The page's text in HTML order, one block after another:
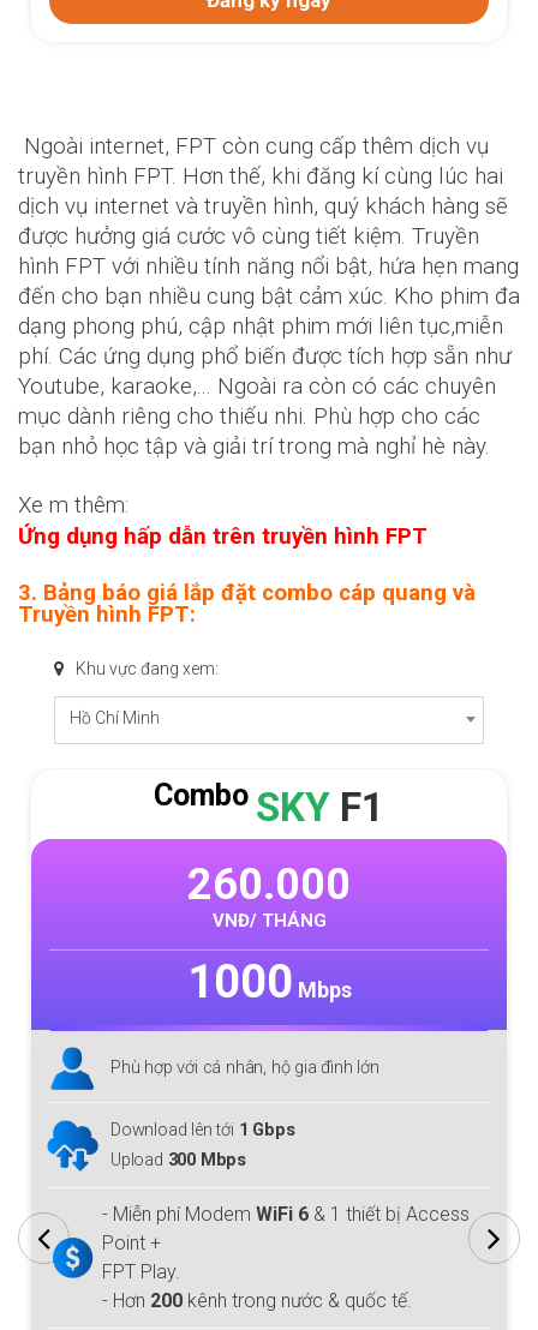
Ngoài internet, FPT còn cung cấp thêm dịch vụ
truyền hình FPT. Hơn thế, khi đăng kí cùng lúc hai
dịch vụ internet và truyền hình, quý khách hàng sẽ
được hưởng giá cước vô cùng tiết kiệm. Truyền
hình FPT với nhiều tính năng nổi bật, hứa hẹn mang
đến cho bạn nhiều cung bật cảm xúc. Kho phim đa
dạng phong phú, cập nhật phim mới liên tục,miễn
phí. Các ứng dụng phổ biến được tích hợp sẵn như
Youtube, karaoke,... Ngoài ra còn có các chuyên
mục dành riêng cho thiếu nhi. Phù hợp cho các
bạn nhỏ học tập và giải trí trong mà nghỉ hè này.
Xe m thêm:
Ứng dụng hấp dẫn trên truyền hình FPT
3. Bảng báo giá lắp đặt combo cáp quang và
Truyền hình FPT:
Khu vực đang xem:
Hồ Chí Minh
Combo SKY F1
260.000
VNĐ/ THÁNG
1000 Mbps
Phù hợp với cá nhân, hộ gia đình lớn
Download lên tới 1 Gbps
Upload 300 Mbps
- Miễn phí Modem WiFi 6 & 1 thiết bị Access
Point +
FPT Play.
- Hơn 200 kênh trong nước & quốc tế.